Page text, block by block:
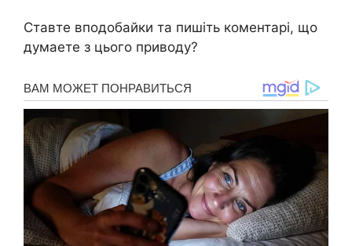
Ставте вподобайки та пишіть коментарі, що
думаете з цього приводу?